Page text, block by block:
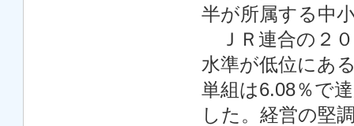
半が所属する中
ＪＲ連合の２
水準が低位にあ
単組は6.08％で
した。経営の堅